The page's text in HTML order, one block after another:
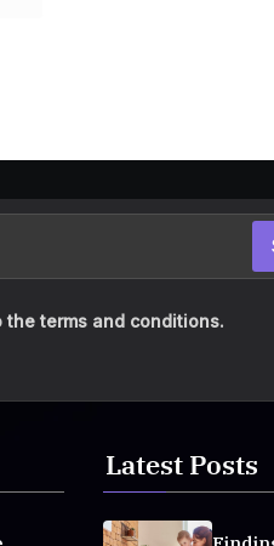
terms and conditions.
Latest Posts